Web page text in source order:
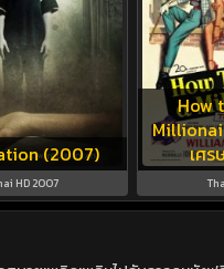
(2007)
HD 2007
How
เศร